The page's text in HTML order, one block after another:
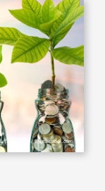
TZIDO SUN / Shutterstock.com